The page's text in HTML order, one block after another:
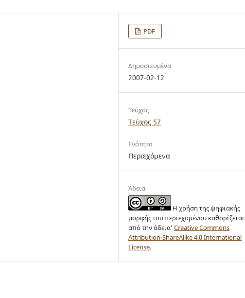
PDF
Δημοσιευμένα
2007-02-12
Τεύχος
Τεύχος 57
Ενότητα
Περιεχόμενα
Άδεια
Η χρήση της ψηφιακής
μορφής του περιεχομένου καθορίζεται
από την άδεια’Creative Commons
Attribution-ShareAlike 4.0 International
License.